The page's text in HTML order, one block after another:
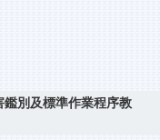
別及標準作業程序教